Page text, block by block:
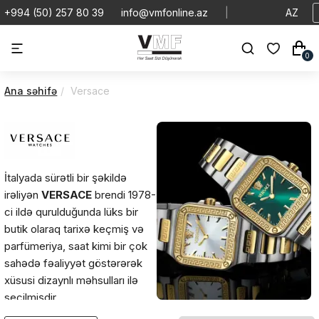
+994 (50) 257 80 39 info@vmfonline.az AZ
0
Ana səhifə Versace
İtalyada sürətli bir şəkildə
irəliyənVERSACE brendi 1978-
ci ildə qurulduğunda lüks bir
butik olaraq tarixə keçmiş və
parfümeriya, saat kimi bir çok
sahədə fəaliyyət göstərərək
xüsusi dizaynlı məhsulları ilə
seçilmişdir.